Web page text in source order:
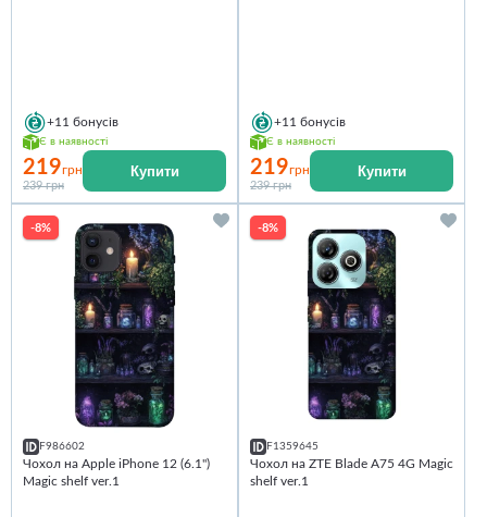
+11 бонусів
Є в наявності
219грн
239 грн
Купити
+11 бонусів
Є в наявності
219грн
239 грн
Купити
-8%
F986602
Чохол на Apple iPhone 12 (6.1")
Magic shelf ver.1
-8%
F1359645
Чохол на ZTE Blade A75 4G Magic
shelf ver.1